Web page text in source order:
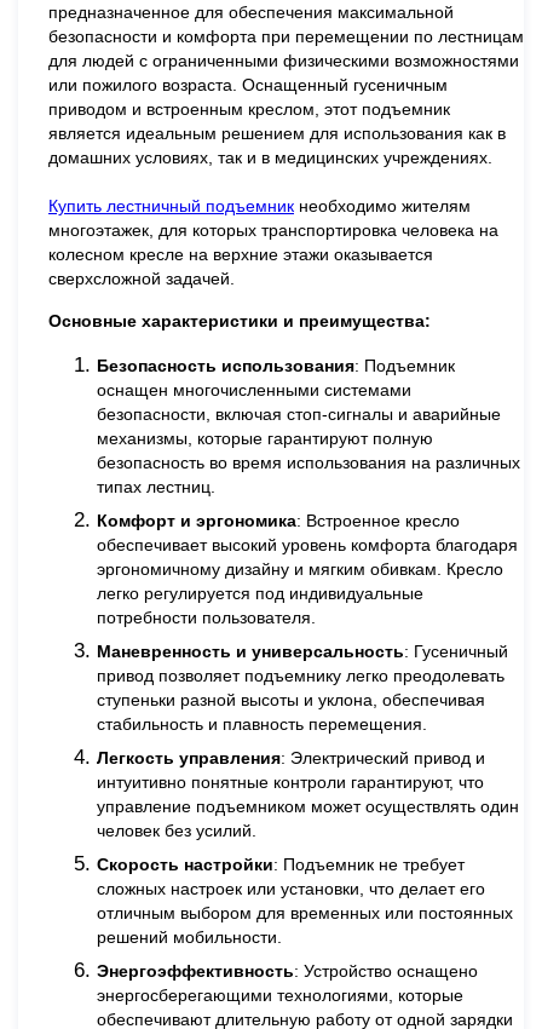
предназначенное для обеспечения максимальной
безопасности и комфорта при перемещении по лестницам
для людей с ограниченными физическими возможностями
или пожилого возраста. Оснащенный гусеничным
приводом и встроенным креслом, этот подъемник
является идеальным решением для использования как в
домашних условиях, так и в медицинских учреждениях.
Купить лестничный подъемник необходимо жителям
многоэтажек, для которых транспортировка человека на
колесном кресле на верхние этажи оказывается
сверхсложной задачей.
Основные характеристики и преимущества:
Безопасность использования: Подъемник
оснащен многочисленными системами
безопасности, включая стоп-сигналы и аварийные
механизмы, которые гарантируют полную
безопасность во время использования на различных
типах лестниц.
Комфорт и эргономика: Встроенное кресло
обеспечивает высокий уровень комфорта благодаря
эргономичному дизайну и мягким обивкам. Кресло
легко регулируется под индивидуальные
потребности пользователя.
Маневренность и универсальность: Гусеничный
привод позволяет подъемнику легко преодолевать
ступеньки разной высоты и уклона, обеспечивая
стабильность и плавность перемещения.
Легкость управления: Электрический привод и
интуитивно понятные контроли гарантируют, что
управление подъемником может осуществлять один
человек без усилий.
Скорость настройки: Подъемник не требует
сложных настроек или установки, что делает его
отличным выбором для временных или постоянных
решений мобильности.
Энергоэффективность: Устройство оснащено
энергосберегающими технологиями, которые
обеспечивают длительную работу от одной зарядки